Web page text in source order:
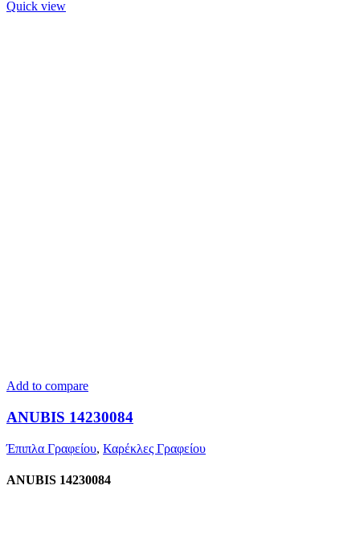
Quick view
Add to compare
ANUBIS 14230084
Έπιπλα Γραφείου, Καρέκλες Γραφείου
ANUBIS 14230084